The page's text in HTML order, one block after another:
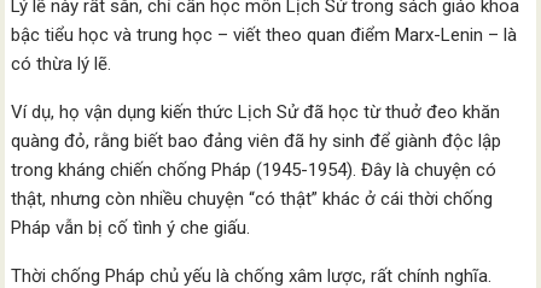
Lý lẽ này rất sẵn, chỉ cần học môn Lịch Sử trong sách giáo khoa
bậc tiểu học và trung học – viết theo quan điểm Marx-Lenin – là
có thừa lý lẽ.
Ví dụ, họ vận dụng kiến thức Lịch Sử đã học từ thuở đeo khăn
quàng đỏ, rằng biết bao đảng viên đã hy sinh để giành độc lập
trong kháng chiến chống Pháp (1945-1954). Đây là chuyện có
thật, nhưng còn nhiều chuyện “có thật” khác ở cái thời chống
Pháp vẫn bị cố tình ý che giấu.
Thời chống Pháp chủ yếu là chống xâm lược, rất chính nghĩa.